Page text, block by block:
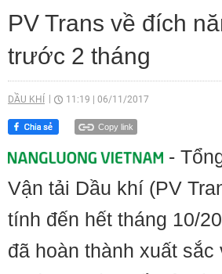
PV Trans về đích
trước 2 tháng
DẦU KHÍ 11:19 06/11/2017
Copy link
-
Vận tải Dầu khí (PV
tính đến hết tháng 10/
đã hoàn thành xuất sắc